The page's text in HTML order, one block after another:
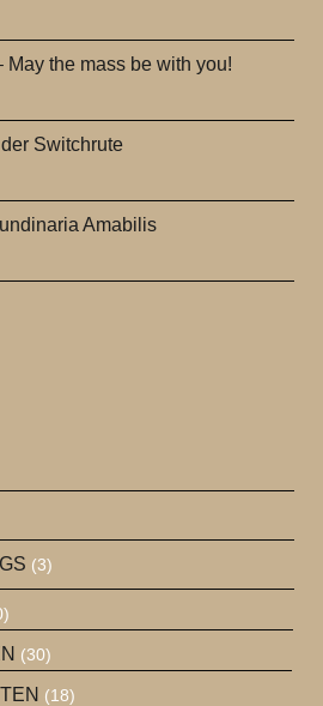
the mass be with you!
Switchrute
Amabilis
(3)
(30)
(18)